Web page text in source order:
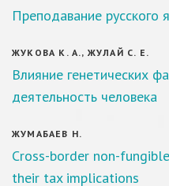
Преподавание русского
ЖУКОВА К. А., ЖУЛАЙ С. Е.
Влияние генетических
деятельность человека
ЖУМАБАЕВ Н.
Cross-border non-
their tax implications